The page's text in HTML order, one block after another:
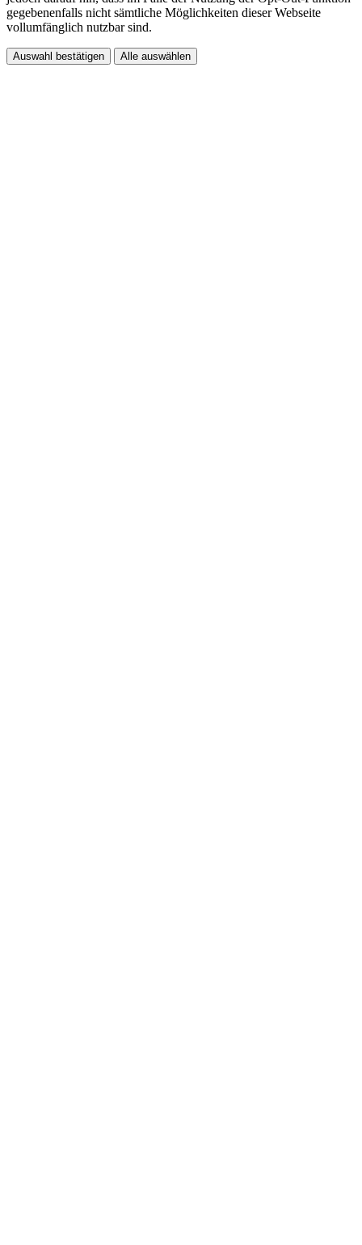
gegebenenfalls nicht sämtliche Möglichkeiten dieser Webseite
vollumfänglich nutzbar sind.
Auswahl bestätigen Alle auswählen